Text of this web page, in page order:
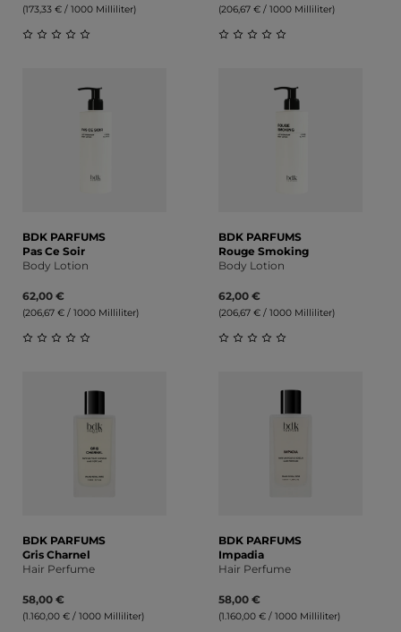
(173,33 € / 1000 Milliliter) (206,67 € / 1000 Milliliter)
BDK PARFUMS
Pas Ce Soir
Body Lotion
62,00 €
(206,67 € / 1000 Milliliter)
BDK PARFUMS
Rouge Smoking
Body Lotion
62,00 €
(206,67 € / 1000 Milliliter)
BDK PARFUMS
Gris Charnel
Hair Perfume
58,00 €
(1.160,00 € / 1000 Milliliter)
BDK PARFUMS
Impadia
Hair Perfume
58,00 €
(1.160,00 € / 1000 Milliliter)